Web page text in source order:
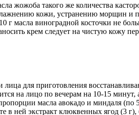
жожоба такого же количества
кожи, устранению морщин и
г масла виноградной косточки не
крем следует на чистую кожу
для приготовления
на лицо по вечерам на 10-15 минут,
масла авокадо и миндаля (по
в ней экстракт клюквенных ягод (3